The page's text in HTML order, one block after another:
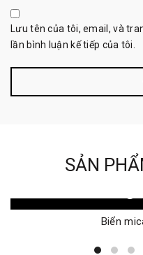
Lưu tên của tôi, email, và
lần bình luận kế tiếp của tôi.
SẢN
Biển